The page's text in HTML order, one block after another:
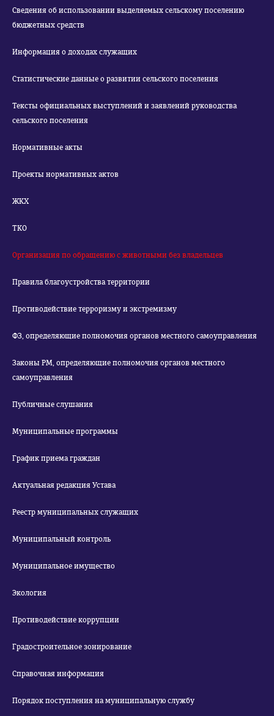
Сведения об использовании выделяемых сельскому поселению
бюджетных средств
Информация о доходах служащих
Статистические данные о развитии сельского поселения
Тексты официальных выступлений и заявлений руководства
сельского поселения
Нормативные акты
Проекты нормативных актов
ЖКХ
ТКО
Организация по обращению с животными без владельцев
Правила благоустройства территории
Противодействие терроризму и экстремизму
ФЗ, определяющие полномочия органов местного самоуправления
Законы РМ, определяющие полномочия органов местного
самоуправления
Публичные слушания
Муниципальные программы
График приема граждан
Актуальная редакция Устава
Реестр муниципальных служащих
Муниципальный контроль
Муниципальное имущество
Экология
Противодействие коррупции
Градостроительное зонирование
Справочная информация
Порядок поступления на муниципальную службу